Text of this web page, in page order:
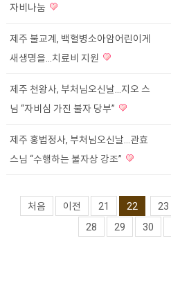
자비나눔
제주 불교계, 백혈병소아암어린이게
새생명을...치료비 지원
제주 천왕사, 부처님오신날...지오 스
님 “자비심 가진 불자 당부”
제주 홍법정사, 부처님오신날...관효
스님 “수행하는 불자상 강조”
처음 이전 21 22 23
28
29 30